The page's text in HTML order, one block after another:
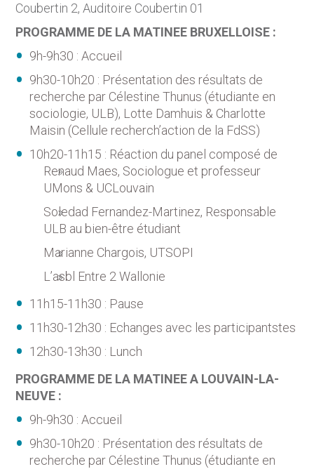
Coubertin 2, Auditoire Coubertin 01
PROGRAMME DE LA MATINEE BRUXELLOISE :
9h-9h30 : Accueil
9h30-10h20 : Présentation des résultats de
recherche par Célestine Thunus (étudiante en
sociologie, ULB), Lotte Damhuis & Charlotte
Maisin (Cellule recherch’action de la FdSS)
10h20-11h15 : Réaction du panel composé de
Renaud Maes, Sociologue et professeur
UMons & UCLouvain
Soledad Fernandez-Martinez, Responsable
ULB au bien-être étudiant
Marianne Chargois, UTSOPI
L’asbl Entre 2 Wallonie
11h15-11h30 : Pause
11h30-12h30 : Echanges avec les participantstes
12h30-13h30 : Lunch
PROGRAMME DE LA MATINEE A LOUVAIN-LA-
NEUVE :
9h-9h30 : Accueil
9h30-10h20 : Présentation des résultats de
recherche par Célestine Thunus (étudiante en